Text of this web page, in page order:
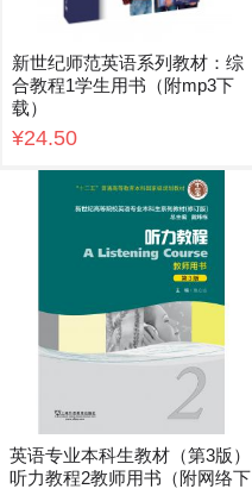
新世纪师范英语系列教材：综
合教程1学生用书（附mp3下
载）
¥24.50
英语专业本科生教材（第3版）
听力教程2教师用书（附网络下